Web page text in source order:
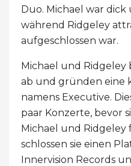
Duo. Michael war
während Ridgeley
aufgeschlossen war.
Michael und Ridgeley
ab und gründen eine
namens Executive.
paar Konzerte, bevor
Michael und Ridgeley
schlossen sie einen
Innervision Records